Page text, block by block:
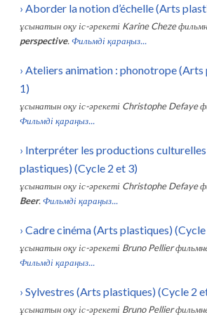
› Aborder la notion d’échelle (Arts
ұсынатын оқу іс-әрекеті Karine Cheze
perspective. Фильмді қараңыз...
› Ateliers animation : phonotrope (Arts
1)
ұсынатын оқу іс-әрекеті Christophe Defaye
Фильмді қараңыз...
› Interpréter les productions
plastiques) (Cycle 2 et 3)
ұсынатын оқу іс-әрекеті Christophe Defaye
Beer. Фильмді қараңыз...
› Cadre cinéma (Arts plastiques) (Cycle
ұсынатын оқу іс-әрекеті Bruno Pellier
Фильмді қараңыз...
› Sylvestres (Arts plastiques) (Cycle 2
ұсынатын оқу іс-әрекеті Bruno Pellier